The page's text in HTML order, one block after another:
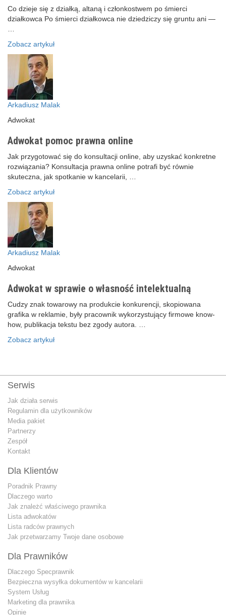
Co dzieje się z działką, altaną i członkostwem po śmierci
działkowca Po śmierci działkowca nie dziedziczy się gruntu ani —
…
Zobacz artykuł
Arkadiusz Malak
Adwokat
Adwokat pomoc prawna online
Jak przygotować się do konsultacji online, aby uzyskać konkretne
rozwiązania? Konsultacja prawna online potrafi być równie
skuteczna, jak spotkanie w kancelarii, …
Zobacz artykuł
Arkadiusz Malak
Adwokat
Adwokat w sprawie o własność intelektualną
Cudzy znak towarowy na produkcie konkurencji, skopiowana
grafika w reklamie, były pracownik wykorzystujący firmowe know-
how, publikacja tekstu bez zgody autora. …
Zobacz artykuł
Serwis
Jak działa serwis
Regulamin dla użytkowników
Media pakiet
Partnerzy
Zespół
Kontakt
Dla Klientów
Poradnik Prawny
Dlaczego warto
Jak znależć właściwego prawnika
Lista adwokatów
Lista radców prawnych
Jak przetwarzamy Twoje dane osobowe
Dla Prawników
Dlaczego Specprawnik
Bezpieczna wysyłka dokumentów w kancelarii
System Usług
Marketing dla prawnika
Opinie